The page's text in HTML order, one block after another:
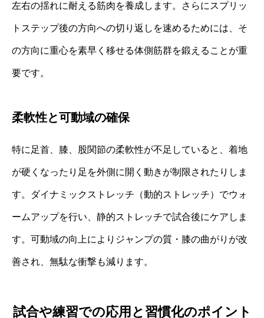
左右の揺れに耐える筋肉を養成します。さらにスプリッ
トステップ後の方向への切り返しを速めるためには、そ
の方向に重心を素早く移せる体側筋群を鍛えることが重
要です。
柔軟性と可動域の確保
特に足首、膝、股関節の柔軟性が不足していると、着地
が硬くなったり足を外側に開く動きが制限されたりしま
す。ダイナミックストレッチ（動的ストレッチ）でウォ
ームアップを行い、静的ストレッチで試合後にケアしま
す。可動域の向上によりジャンプの質・膝の曲がりが改
善され、無駄な衝撃も減ります。
試合や練習での応用と習慣化のポイント